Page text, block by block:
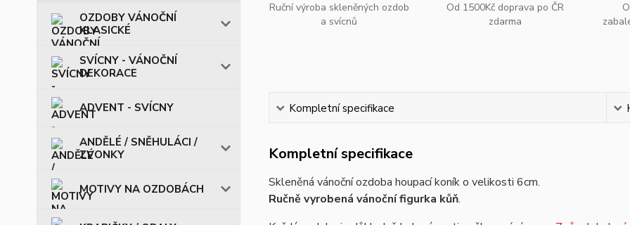
OZDOBY VÁNOČNÍ
KLASICKÉ
SVÍCNY - VÁNOČNÍ
DEKORACE
ADVENT - SVÍCNY
ANDĚLÉ / SNĚHULÁCI /
ZVONKY
MOTIVY NA OZDOBÁCH
Ruční výroba skleněných ozdob
a svícnů
Od 1500Kč doprava po ČR
zdarma
Kompletní specifikace
Kompletní specifikace
Skleněná vánoční ozdoba houpací koník o velikosti 6cm.
Ručně vyrobená vánoční figurka kůň.